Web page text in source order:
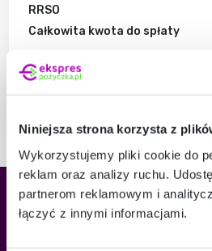
Niniejsza strona korzysta z
Wykorzystujemy pliki cookie do
reklam oraz analizy ruchu.
partnerom reklamowym i
łączyć z innymi informacjami.
RRSO
Całkowita kwota do spłaty
Formularz informacyjny